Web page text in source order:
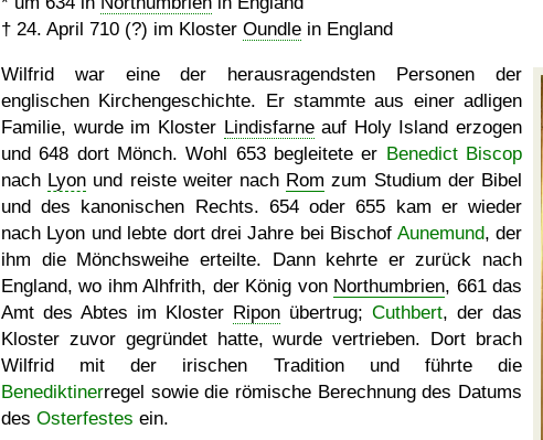
† 24. April 710 (?) im Kloster Oundle in England
Wilfrid war eine der herausragendsten Personen der
englischen Kirchengeschichte. Er stammte aus einer adligen
Familie, wurde im Kloster Lindisfarneauf Holy Island erzogen
und 648 dort Mönch. Wohl 653 begleitete er Benedict Biscop
nach Lyon und reiste weiter nach Rom zum Studium der Bibel
und des kanonischen Rechts. 654 oder 655 kam er wieder
nach Lyon und lebte dort drei Jahre bei Bischof Aunemund, der
ihm die Mönchsweihe erteilte. Dann kehrte er zurück nach
England, wo ihm Alhfrith, der König von Northumbrien, 661 das
Amt des Abtes im Kloster Ripon übertrug; Cuthbert, der das
Kloster zuvor gegründet hatte, wurde vertrieben. Dort brach
Wilfrid mit der irischen Tradition und führte die
Benediktinerregel sowie die römische Berechnung des Datums
des Osterfestes ein.